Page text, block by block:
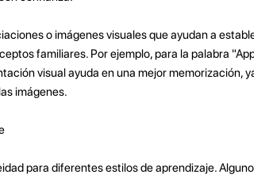
o imágenes visuales que ayudan a
familiares. Por ejemplo, para la palabra
visual ayuda en una mejor memorización,
imágenes.
para diferentes estilos de aprendizaje.